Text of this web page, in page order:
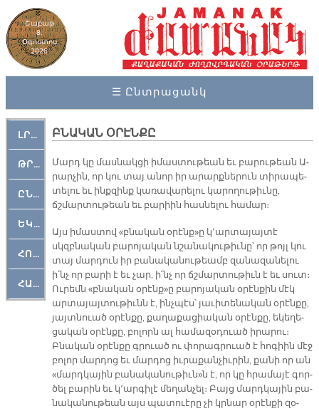
Շաբաթ
8,
Օգոստոս
2026
☰ Ընտրացանկ
ԼՐԱՀՈՍ
ԹՐՔԱՀԱՅ ԿԵԱՆՔ
ԸՆԿԵՐԱՄՇԱԿՈՒԹԱՅԻՆ
ԵԿԵՂԵՑԱԿԱՆ
ՀՈԳԵՄՏԱՒՈՐ
ՀԱՐԹԱԿ
ԲՆԱԿԱՆ ՕՐԷՆՔԸ
Մարդ կը մաս­նակ­ցի ի­մաս­տու­թեան եւ բա­րու­թեան Ա­
րար­չին, որ կու տայ ա­նոր իր ա­րարք­նե­րուն տի­րա­պե­
տե­լու եւ ինք­զինք կա­ռա­վա­րե­լու կա­րո­ղու­թիւ­նը,
ճշմար­տու­թեան եւ բա­րիին հաս­նե­լու հա­մար։
Այս ի­մաս­տով «բնա­կան օ­րէնք»ը կ՚ար­տա­յայ­տէ
սկզբնա­կան բա­րո­յա­կան նշա­նա­կու­թիւ­նը՝ որ թոյլ կու
տայ մար­դուն իր բա­նա­կա­նու­թեամբ զա­նա­զա­նե­լու
ի՛նչ որ բա­րի է եւ չար, ի՛նչ որ ճշմար­տու­թիւն է եւ սուտ։
Ու­րեմն «բնա­կան օ­րէնք»ը բա­րո­յա­կան օ­րէն­քին մէկ
ար­տա­յայ­տու­թիւնն է, ինչ­պէս՝ յա­ւի­տե­նա­կան օ­րէն­քը,
յայտ­նուած օ­րէն­քը, քա­ղա­քա­ցիա­կան օ­րէն­քը, ե­կե­ղե­
ցա­կան օ­րէն­քը, բո­լորն ալ հա­մա­զօ­դուած ի­րա­րու։
Բնա­կան օ­րէն­քը գրուած ու փո­րագ­րուած է հո­գիին մէջ
բո­լոր մար­դոց եւ մար­դոց իւ­րա­քան­չիւ­րին, քա­նի որ ան
«մարդ­կա­յին բա­նա­կա­նու­թիւն»ն է, որ կը հրա­մա­յէ գոր­
ծել բա­րին եւ կ՚ար­գի­լէ մե­ղան­չել։ Բայց մարդ­կա­յին բա­
նա­կա­նու­թեան այս պա­տուէ­րը չի կրնար օ­րէն­քի զօ­